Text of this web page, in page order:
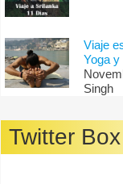
Viaje
Yoga y
Singh
Twitter Box